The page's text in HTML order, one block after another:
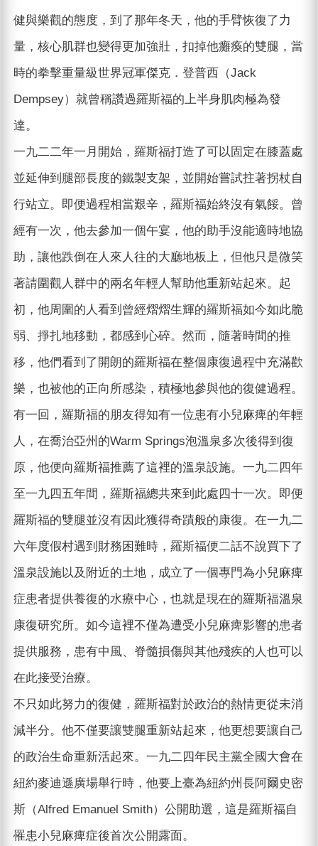
健與樂觀的態度，到了那年冬天，他的手臂恢復了力
量，核心肌群也變得更加強壯，扣掉他癱瘓的雙腿，當
時的拳擊重量級世界冠軍傑克．登普西（Jack
Dempsey）就曾稱讚過羅斯福的上半身肌肉極為發
達。
一九二二年一月開始，羅斯福打造了可以固定在膝蓋處
並延伸到腿部長度的鐵製支架，並開始嘗試拄著拐杖自
行站立。即便過程相當艱辛，羅斯福始終沒有氣餒。曾
經有一次，他去參加一個午宴，他的助手沒能適時地協
助，讓他跌倒在人來人往的大廳地板上，但他只是微笑
著請圍觀人群中的兩名年輕人幫助他重新站起來。起
初，他周圍的人看到曾經熠熠生輝的羅斯福如今如此脆
弱、掙扎地移動，都感到心碎。然而，隨著時間的推
移，他們看到了開朗的羅斯福在整個康復過程中充滿歡
樂，也被他的正向所感染，積極地參與他的復健過程。
有一回，羅斯福的朋友得知有一位患有小兒麻痺的年輕
人，在喬治亞州的Warm Springs泡溫泉多次後得到復
原，他便向羅斯福推薦了這裡的溫泉設施。一九二四年
至一九四五年間，羅斯福總共來到此處四十一次。即便
羅斯福的雙腿並沒有因此獲得奇蹟般的康復。在一九二
六年度假村遇到財務困難時，羅斯福便二話不說買下了
溫泉設施以及附近的土地，成立了一個專門為小兒麻痺
症患者提供養復的水療中心，也就是現在的羅斯福溫泉
康復研究所。如今這裡不僅為遭受小兒麻痺影響的患者
提供服務，患有中風、脊髓損傷與其他殘疾的人也可以
在此接受治療。
不只如此努力的復健，羅斯福對於政治的熱情更從未消
減半分。他不僅要讓雙腿重新站起來，他更想要讓自己
的政治生命重新活起來。一九二四年民主黨全國大會在
紐約麥迪遜廣場舉行時，他要上臺為紐約州長阿爾史密
斯（Alfred Emanuel Smith）公開助選，這是羅斯福自
罹患小兒麻痺症後首次公開露面。